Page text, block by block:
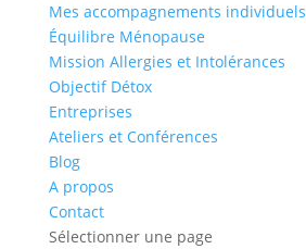
Mes accompagnements individuels
Équilibre Ménopause
Mission Allergies et Intolérances
Objectif Détox
Entreprises
Ateliers et Conférences
Blog
A propos
Contact
Sélectionner une page